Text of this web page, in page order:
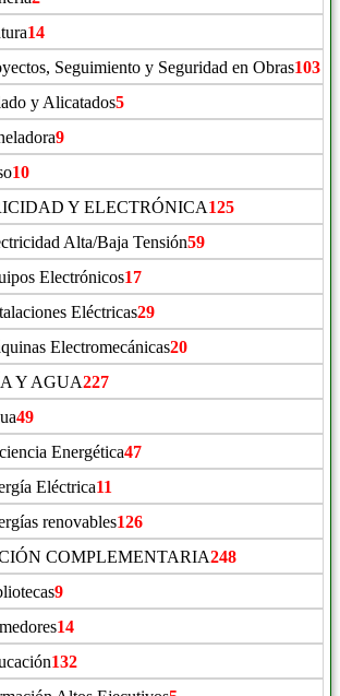
14
Seguimiento y Seguridad en Obras103
y Alicatados5
9
10
Y ELECTRÓNICA125
Alta/Baja Tensión59
Electrónicos17
Eléctricas29
Electromecánicas20
Y AGUA227
49
Energética47
Eléctrica11
renovables126
COMPLEMENTARIA248
9
14
132